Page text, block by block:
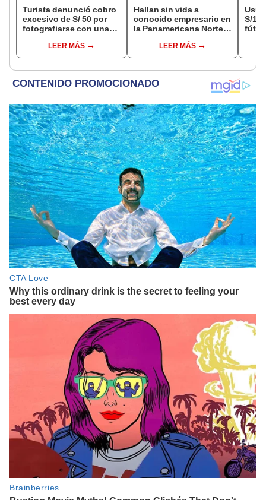
Turista denunció cobro
excesivo de S/ 50 por
fotografiarse con una
Serenazgo recuperó el
dinero
LEER MÁS
Hallan sin vida a
conocido empresario en
la Panamericana Norte
Sullana, Piura
LEER MÁS
S/